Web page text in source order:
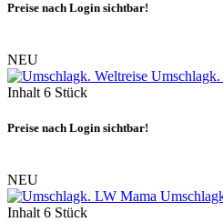
Preise nach Login sichtbar!
NEU
Umschlagk.
Inhalt 6 Stück
Preise nach Login sichtbar!
NEU
Inhalt 6 Stück